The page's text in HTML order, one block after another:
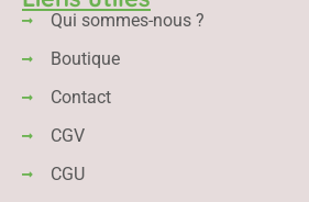
Qui sommes-nous ?
Boutique
Contact
CGV
CGU